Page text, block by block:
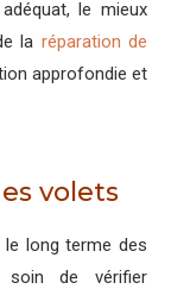
le mieux
la réparation de
approfondie et
volets
long terme des
soin de vérifier